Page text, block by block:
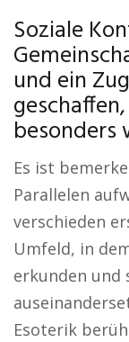
Soziale
und ein
Es ist
Parallelen
verschieden
Umfeld, in
erkunden und
Esoterik